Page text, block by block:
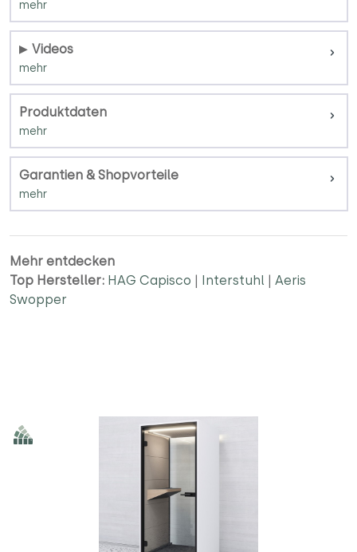
Videos
Produktdaten
Garantien & Shopvorteile
Mehr entdecken
Top Hersteller: HAG Capisco | Interstuhl | Aeris
Swopper